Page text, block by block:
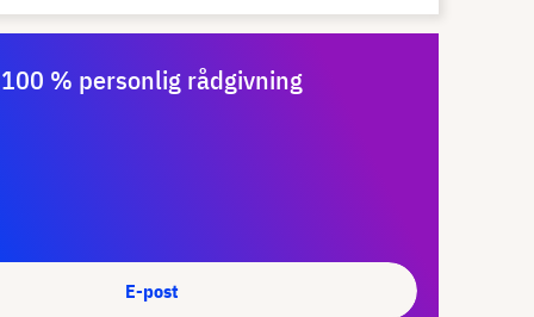
100 % personlig rådgivning
E-post